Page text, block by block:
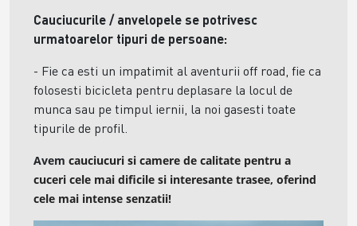
Cauciucurile / anvelopele se potrivesc
urmatoarelor tipuri de persoane:
- Fie ca esti un impatimit al aventurii off road, fie ca
folosesti bicicleta pentru deplasare la locul de
munca sau pe timpul iernii, la noi gasesti toate
tipurile de profil.
Avem cauciucuri si camere de calitate pentru a
cuceri cele mai dificile si interesante trasee, oferind
cele mai intense senzatii!